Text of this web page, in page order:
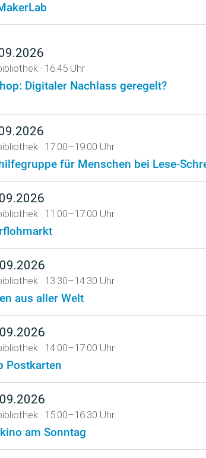
· 16:45 Uhr
Digitaler Nachlass geregelt?
· 17:00–19:00 Uhr
für Menschen bei Lese-
· 11:00–17:00 Uhr
· 13:30–14:30 Uhr
aus aller Welt
· 14:00–17:00 Uhr
Postkarten
· 15:00–16:30 Uhr
am Sonntag